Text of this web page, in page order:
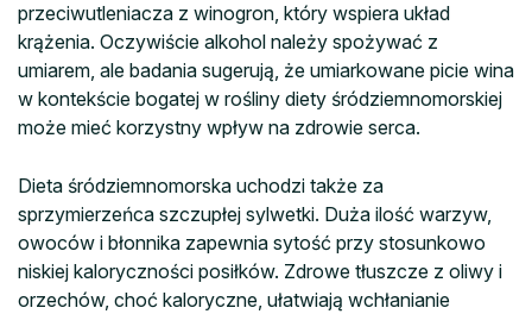
przeciwutleniacza z winogron, który wspiera układ
krążenia. Oczywiście alkohol należy spożywać z
umiarem, ale badania sugerują, że umiarkowane picie wina
w kontekście bogatej w rośliny diety śródziemnomorskiej
może mieć korzystny wpływ na zdrowie serca.
Dieta śródziemnomorska uchodzi także za
sprzymierzeńca szczupłej sylwetki. Duża ilość warzyw,
owoców i błonnika zapewnia sytość przy stosunkowo
niskiej kaloryczności posiłków. Zdrowe tłuszcze z oliwy i
orzechów, choć kaloryczne, ułatwiają wchłanianie